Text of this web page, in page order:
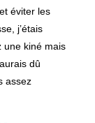
éviter les
j’étais
une kiné mais
dû
assez